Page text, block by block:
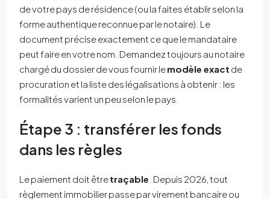
de votre pays de résidence (ou la faites établir selon la
forme authentique reconnue par le notaire). Le
document précise exactement ce que le mandataire
peut faire en votre nom. Demandez toujours au notaire
chargé du dossier de vous fournir lemodèle exact de
procuration et la liste des légalisations à obtenir : les
formalités varient un peu selon le pays.
Étape 3 : transférer les fonds
dans les règles
Le paiement doit êtretraçable . Depuis 2026, tout
règlement immobilier passe par virement bancaire ou